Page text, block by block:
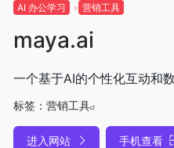
AI 办公学习 营销工具
maya.ai
一个基于AI的个性化互动和
标签： 营销工具
进入网站 手机查看